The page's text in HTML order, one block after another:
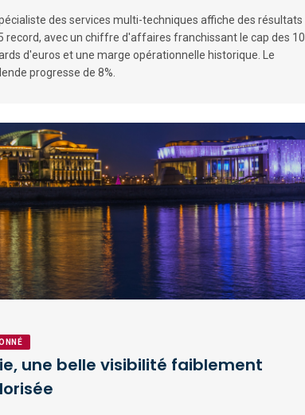
des services multi-techniques affiche des résultats
record, avec un chiffre d'affaires franchissant le cap des 10
d'euros et une marge opérationnelle historique. Le
progresse de 8%.
une belle visibilité faiblement